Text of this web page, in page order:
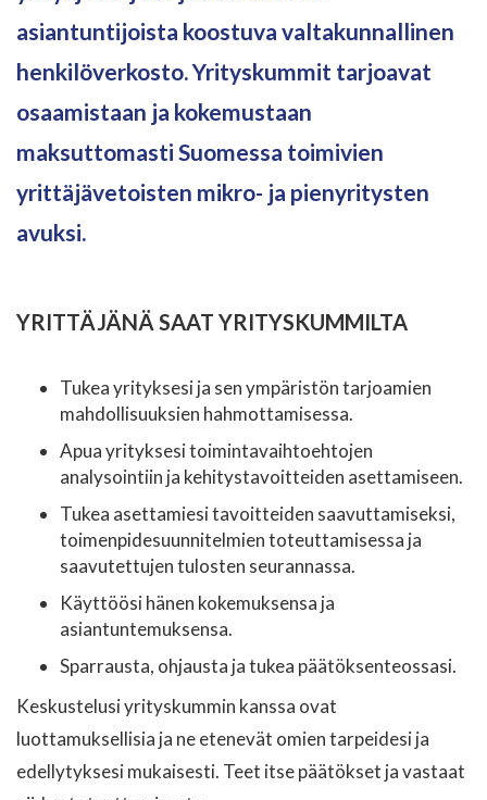
asiantuntijoista koostuva valtakunnallinen
henkilöverkosto. Yrityskummit tarjoavat
osaamistaan ja kokemustaan
maksuttomasti Suomessa toimivien
yrittäjävetoisten mikro- ja pienyritysten
avuksi.
YRITTÄJÄNÄ SAAT YRITYSKUMMILTA
Tukea yrityksesi ja sen ympäristön tarjoamien
mahdollisuuksien hahmottamisessa.
Apua yrityksesi toimintavaihtoehtojen
analysointiin ja kehitystavoitteiden asettamiseen.
Tukea asettamiesi tavoitteiden saavuttamiseksi,
toimenpidesuunnitelmien toteuttamisessa ja
saavutettujen tulosten seurannassa.
Käyttöösi hänen kokemuksensa ja
asiantuntemuksensa.
Sparrausta, ohjausta ja tukea päätöksenteossasi.
Keskustelusi yrityskummin kanssa ovat
luottamuksellisia ja ne etenevät omien tarpeidesi ja
edellytyksesi mukaisesti. Teet itse päätökset ja vastaat